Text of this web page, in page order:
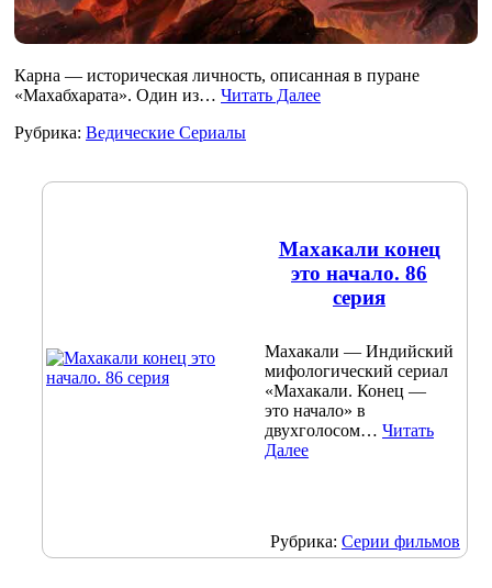
Карна — историческая личность, описанная в пуране
«Махабхарата». Один из… Читать Далее
Рубрика: Ведические Сериалы
Махакали конец
это начало. 86
серия
Махакали — Индийский
мифологический сериал
«Махакали. Конец —
это начало» в
двухголосом… Читать
Далее
Рубрика: Серии фильмов